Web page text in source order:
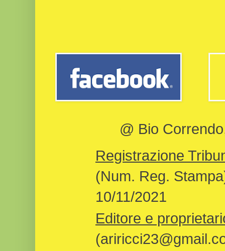
@ Bio
Registrazione
(Num. Reg.
10/11/2021
Editore e